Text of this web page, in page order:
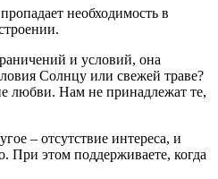
необходимость в
и условий, она
Солнцу или свежей траве?
любви. Нам не принадлежат те,
– отсутствие интереса, и
При этом поддерживаете, когда